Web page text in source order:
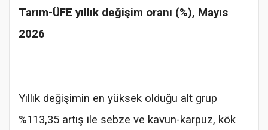
Tarım-ÜFE yıllık değişim oranı (%), Mayıs
2026
Yıllık değişimin en yüksek olduğu alt grup
%113,35 artış ile sebze ve kavun-karpuz, kök